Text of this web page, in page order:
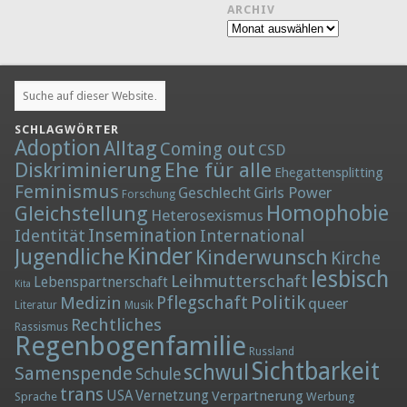
ARCHIV
Archiv
SCHLAGWÖRTER
AdoptionAlltag Coming out CSD
Diskriminierung Ehe für alle Ehegattensplitting
Feminismus Forschung Geschlecht Girls Power
Gleichstellung Heterosexismus Homophobie
Identität Insemination International
Jugendliche Kinder Kinderwunsch Kirche
Kita Lebenspartnerschaft Leihmutterschaft lesbisch
Literatur Medizin Musik Pflegschaft Politik queer
Rassismus Rechtliches
Regenbogenfamilie Russland
Samenspende Schule schwul Sichtbarkeit
Sprache trans USAVernetzung Verpartnerung Werbung